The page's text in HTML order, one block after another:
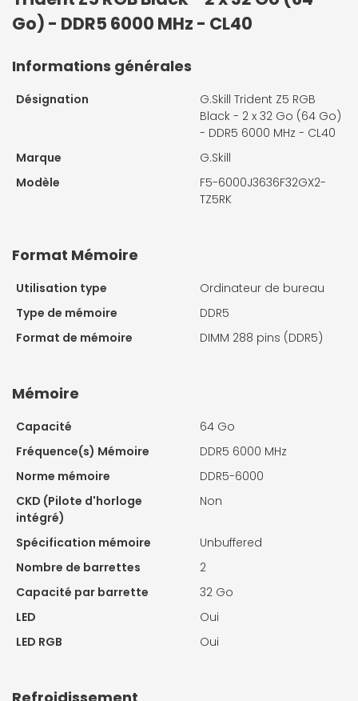
Go) - DDR5 6000 MHz - CL40
Informations générales
Désignation
G.Skill Trident Z5 RGB
Black - 2 x 32 Go (64 Go)
- DDR5 6000 MHz - CL40
Marque
G.Skill
Modèle
F5-6000J3636F32GX2-
TZ5RK
Format Mémoire
Utilisation type
Ordinateur de bureau
Type de mémoire
DDR5
Format de mémoire
DIMM 288 pins (DDR5)
Mémoire
Capacité
64 Go
Fréquence(s) Mémoire
DDR5 6000 MHz
Norme mémoire
DDR5-6000
CKD (Pilote d'horloge
intégré)
Non
Spécification mémoire
Unbuffered
Nombre de barrettes
2
Capacité par barrette
32 Go
LED
Oui
LED RGB
Oui